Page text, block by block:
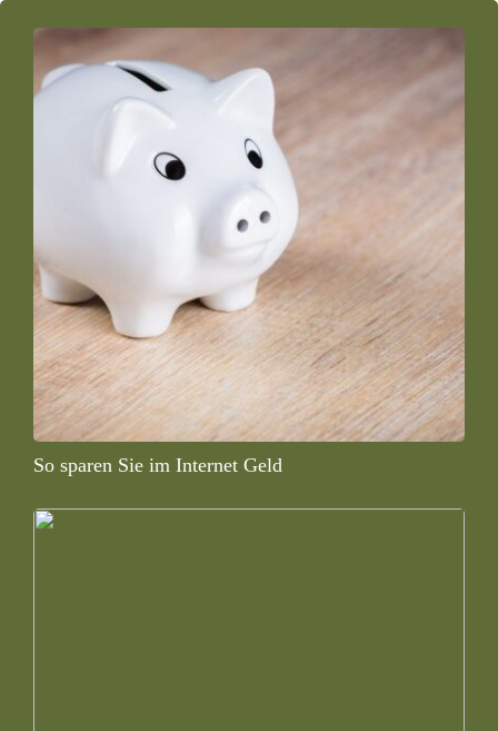
So sparen Sie im Internet Geld